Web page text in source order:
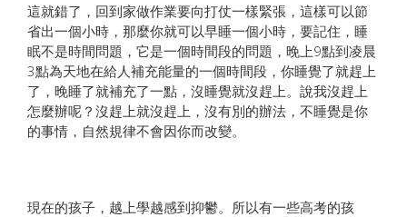
這就錯了，回到家做作業要向打仗一樣緊張，這樣可以節
省出一個小時，那麼你就可以早睡一個小時，要記住，睡
眠不是時間問題，它是一個時間段的問題，晚上9點到凌晨
3點為天地在給人補充能量的一個時間段，你睡覺了就趕上
了，晚睡了就補充了一點，沒睡覺就沒趕上。說我沒趕上
怎麼辦呢？沒趕上就沒趕上，沒有別的辦法，不睡覺是你
的事情，自然規律不會因你而改變。
現在的孩子，越上學越感到抑鬱。所以有一些高考的孩